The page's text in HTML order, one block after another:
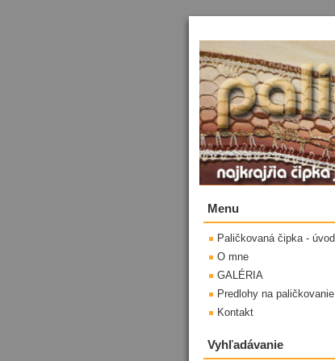
Menu
Paličkovaná čipka - úvod
O mne
GALÉRIA
Predlohy na paličkovanie
Kontakt
Vyhľadávanie